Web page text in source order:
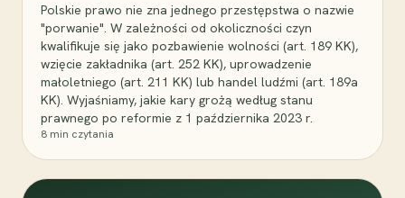
Polskie prawo nie zna jednego przestępstwa o nazwie
"porwanie". W zależności od okoliczności czyn
kwalifikuje się jako pozbawienie wolności (art. 189 KK),
wzięcie zakładnika (art. 252 KK), uprowadzenie
małoletniego (art. 211 KK) lub handel ludźmi (art. 189a
KK). Wyjaśniamy, jakie kary grożą według stanu
prawnego po reformie z 1 października 2023 r.
8 min czytania